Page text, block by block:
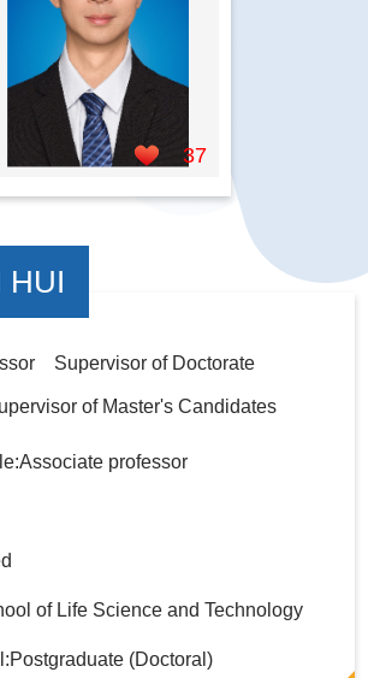
37
HUI
Supervisor of Doctorate
of Master's Candidates
professor
of Life Science and Technology
(Doctoral)